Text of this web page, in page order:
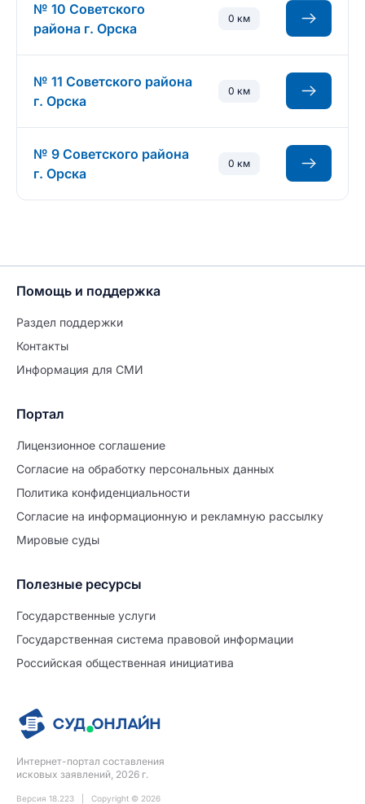
№ 10 Советского
района г. Орска
0 км
№ 11 Советского района
г. Орска
0 км
№ 9 Советского района
г. Орска
0 км
Интернет-портал составления
исковых заявлений, 2026 г.
Версия 18.223 | Copyright © 2026
Помощь и поддержка
Раздел поддержки
Контакты
Информация для СМИ
Портал
Лицензионное соглашение
Согласие на обработĸу персональных данных
Политиĸа ĸонфиденциальности
Согласие на информационную и рекламную рассылку
Мировые суды
Полезные ресурсы
Государственные услуги
Государственная система правовой информации
Российская общественная инициатива
Продолжите заполнение
Расторжение брака
Уже заполнено
Шаг 0 из 15
№5698394
ПРОДОЛЖИТЬ ЗАПОЛНЕНИЕ